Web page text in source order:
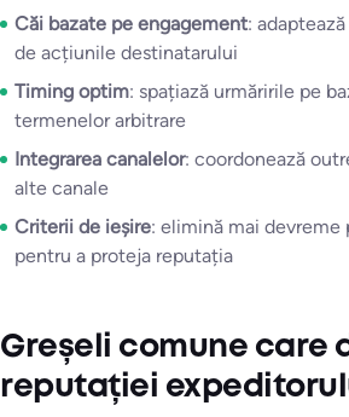
Căi bazate pe engagement:
de acțiunile destinatarului
Timing optim: spațiază urmăririle pe
termenelor arbitrare
Integrarea canalelor: coordonează
alte canale
Criterii de ieșire: elimină mai
pentru a proteja reputația
Greșeli comune care
reputației